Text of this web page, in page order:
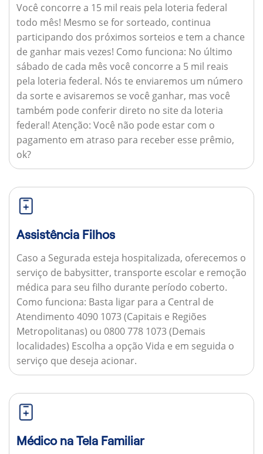
Você concorre a 15 mil reais pela loteria federal
todo mês! Mesmo se for sorteado, continua
participando dos próximos sorteios e tem a chance
de ganhar mais vezes! Como funciona: No último
sábado de cada mês você concorre a 5 mil reais
pela loteria federal. Nós te enviaremos um número
da sorte e avisaremos se você ganhar, mas você
também pode conferir direto no site da loteria
federal! Atenção: Você não pode estar com o
pagamento em atraso para receber esse prêmio,
ok?
Assistência Filhos
Caso a Segurada esteja hospitalizada, oferecemos o
serviço de babysitter, transporte escolar e remoção
médica para seu filho durante período coberto.
Como funciona: Basta ligar para a Central de
Atendimento 4090 1073 (Capitais e Regiões
Metropolitanas) ou 0800 778 1073 (Demais
localidades) Escolha a opção Vida e em seguida o
serviço que deseja acionar.
Médico na Tela Familiar